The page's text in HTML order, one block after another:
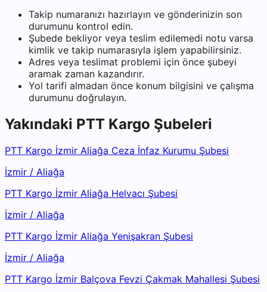
Takip numaranızı hazırlayın ve gönderinizin son
durumunu kontrol edin.
Şubede bekliyor veya teslim edilemedi notu varsa
kimlik ve takip numarasıyla işlem yapabilirsiniz.
Adres veya teslimat problemi için önce şubeyi
aramak zaman kazandırır.
Yol tarifi almadan önce konum bilgisini ve çalışma
durumunu doğrulayın.
Yakındaki PTT Kargo Şubeleri
PTT Kargo İzmir Aliağa Ceza İnfaz Kurumu Şubesi
İzmir / Aliağa
PTT Kargo İzmir Aliağa Helvacı Şubesi
İzmir / Aliağa
PTT Kargo İzmir Aliağa Yenişakran Şubesi
İzmir / Aliağa
PTT Kargo İzmir Balçova Fevzi Çakmak Mahallesi Şubesi